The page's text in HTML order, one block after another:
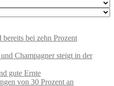
bei zehn Prozent
Champagner steigt in der
gute Ernte
von 30 Prozent an